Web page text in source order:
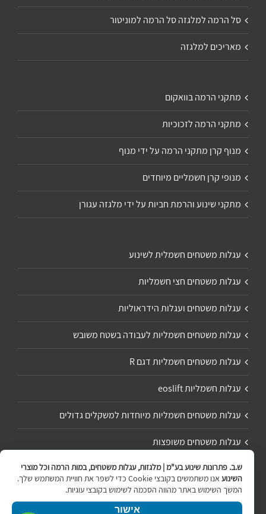
סל הרמה למלגזה סל הרמה למוניטור
מאריכים למלגזה
מתקני הרמה בוואקום
מתקני הרמה לזכוכיות
מנוף קרן מתקני הרמה על ידי מנוף
מנופי קרן חשמליים מיוחדים
מתקני שינוע והרמת חביות על ידי מלגזה עגורן
עגלות משטחים חשמלית לשינוע
עגלות משטחים חצי חשמליות
עגלות משטחים ועגלות הידראוליות
עגלות משטחים חשמליות לעבודה בשטח משובש
עגלות משטחים חשמליות דגם R
עגלות חשמליות eoslift
עגלות משטחים חשמליות מיוחדות למשקלים גדולים
עגלות משטחים משופצות
תיקון ושיפוץ עגלת משטחים
ש.ב. פתרונות שינוע בע"מ | מלגזות, עגלות משטחים, במות הרמה וכל מוצרי
השינוע
אנו משתמשים בקובצי Cookie כדי לשפר את חוויית המשתמש שלך.
המשך השימוש באתר מהווה הסכמה לשימוש בקובצי עוגיות.
אישור